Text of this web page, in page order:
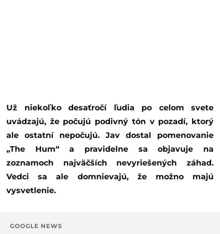
Už niekoľko desaťročí ľudia po celom svete
uvádzajú, že počujú podivný tón v pozadí, ktorý
ale ostatní nepočujú. Jav dostal pomenovanie
„The Hum“ a pravidelne sa objavuje na
zoznamoch najväčších nevyriešených záhad.
Vedci sa ale domnievajú, že možno majú
vysvetlenie.
GOOGLE NEWS